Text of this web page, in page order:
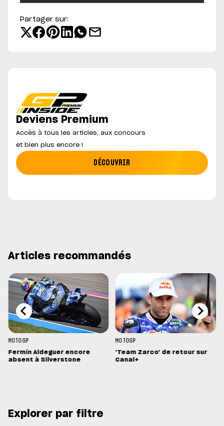
Partager sur:
Deviens Premium
Accès à tous les articles, aux concours
et bien plus encore !
DÉCOUVRIR
Articles recommandés
MOTOGP
Fermín Aldeguer encore
absent à Silverstone
MOTOGP
'Team Zarco' de retour sur
Canal+
Explorer par filtre